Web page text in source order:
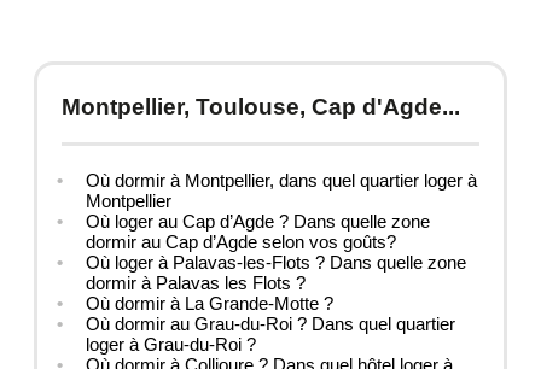
Montpellier, Toulouse, Cap d'Agde...
Où dormir à Montpellier, dans quel quartier loger à
Montpellier
Où loger au Cap d’Agde ? Dans quelle zone
dormir au Cap d’Agde selon vos goûts?
Où loger à Palavas-les-Flots ? Dans quelle zone
dormir à Palavas les Flots ?
Où dormir à La Grande-Motte ?
Où dormir au Grau-du-Roi ? Dans quel quartier
loger à Grau-du-Roi ?